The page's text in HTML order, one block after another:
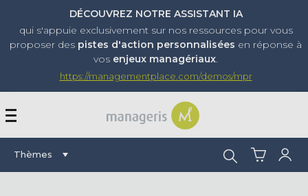
DÉCOUVREZ NOTRE ASSISTANT IA
qui s'appuie exclusivement sur nos ressources pour vous
proposer des pistes d'action personnalisées en réponse à
vos enjeux managériaux.
https://managementplace.com/demos/mpr
AFFICHER OU
Thèmes Rechercher :